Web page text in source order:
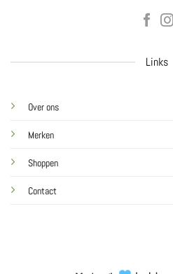
Links
Over ons
Merken
Shoppen
Contact